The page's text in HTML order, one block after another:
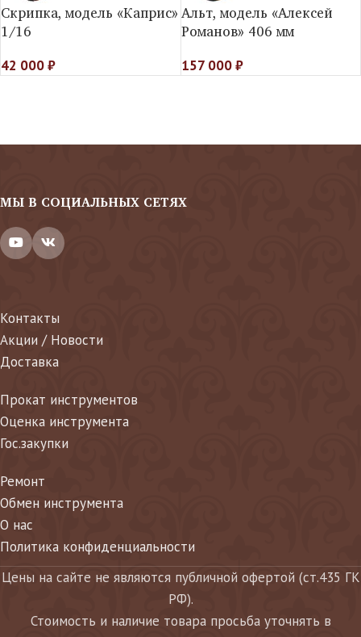
Скрипка, модель «Каприс»
1/16
42 000₽
Альт, модель «Алексей
Романов» 406 мм
157 000₽
МЫ В СОЦИАЛЬНЫХ СЕТЯХ
Контакты
Акции / Новости
Доставка
Прокат инструментов
Оценка инструмента
Гос.закупки
Ремонт
Обмен инструмента
О нас
Политика конфиденциальности
Цены на сайте не являются публичной офертой (ст.435 ГК
РФ).
Стоимость и наличие товара просьба уточнять в